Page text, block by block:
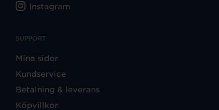
SUPPORT
Mina sidor
Kundservice
Betalning & leverans
Köpvillkor
Instagram